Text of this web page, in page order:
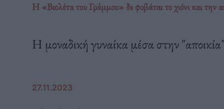
Η «Βιολέτα του Γράμμου» δε φοβάται το χιόνι και την
Η μοναδική γυναίκα μέσα στην
27.11.2023